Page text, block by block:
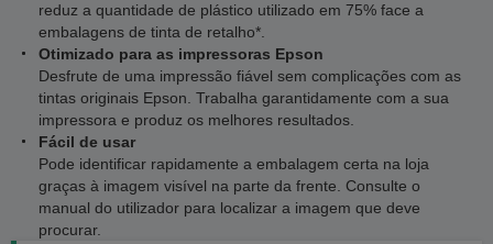
reduz a quantidade de plástico utilizado em 75% face a
embalagens de tinta de retalho*.
Otimizado para as impressoras Epson
Desfrute de uma impressão fiável sem complicações com as
tintas originais Epson. Trabalha garantidamente com a sua
impressora e produz os melhores resultados.
Fácil de usar
Pode identificar rapidamente a embalagem certa na loja
graças à imagem visível na parte da frente. Consulte o
manual do utilizador para localizar a imagem que deve
procurar.